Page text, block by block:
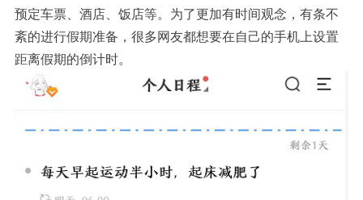
预定车票、酒店、饭店等。为了更加有时间观念，有条不
紊的进行假期准备，很多网友都想要在自己的手机上设置
距离假期的倒计时。